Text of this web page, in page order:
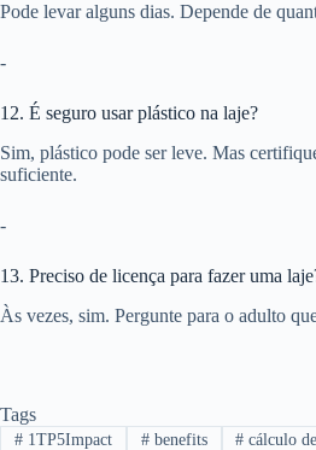
Pode levar alguns dias. Depende de
-
12. É seguro usar plástico na laje?
Sim, plástico pode ser leve. Mas
suficiente.
-
13. Preciso de licença para fazer uma
Às vezes, sim. Pergunte para o adulto
Tags
#1TP5Impact #benefits # cálculo